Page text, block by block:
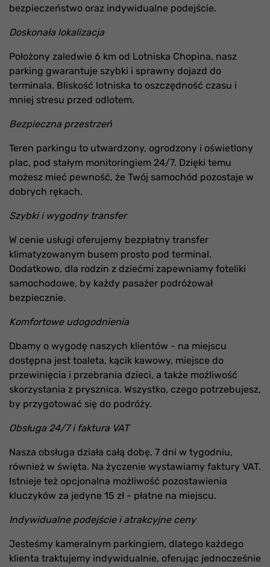
bezpieczeństwo oraz indywidualne podejście.
Doskonała lokalizacja
Położony zaledwie 6 km od Lotniska Chopina, nasz
parking gwarantuje szybki i sprawny dojazd do
terminala. Bliskość lotniska to oszczędność czasu i
mniej stresu przed odlotem.
Bezpieczna przestrzeń
Teren parkingu to utwardzony, ogrodzony i oświetlony
plac, pod stałym monitoringiem 24/7. Dzięki temu
możesz mieć pewność, że Twój samochód pozostaje w
dobrych rękach.
Szybki i wygodny transfer
W cenie usługi oferujemy bezpłatny transfer
klimatyzowanym busem prosto pod terminal.
Dodatkowo, dla rodzin z dziećmi zapewniamy foteliki
samochodowe, by każdy pasażer podróżował
bezpiecznie.
Komfortowe udogodnienia
Dbamy o wygodę naszych klientów - na miejscu
dostępna jest toaleta, kącik kawowy, miejsce do
przewinięcia i przebrania dzieci, a także możliwość
skorzystania z prysznica. Wszystko, czego potrzebujesz,
by przygotować się do podróży.
Obsługa 24/7 i faktura VAT
Nasza obsługa działa całą dobę, 7 dni w tygodniu,
również w święta. Na życzenie wystawiamy faktury VAT.
Istnieje też opcjonalna możliwość pozostawienia
kluczyków za jedyne 15 zł - płatne na miejscu.
Indywidualne podejście i atrakcyjne ceny
Jesteśmy kameralnym parkingiem, dlatego każdego
klienta traktujemy indywidualnie, oferując jednocześnie